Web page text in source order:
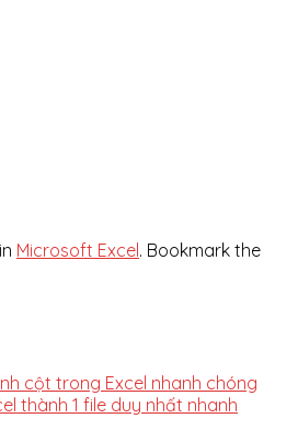
Microsoft Excel. Bookmark the
cột trong Excel nhanh chóng
thành 1 file duy nhất nhanh